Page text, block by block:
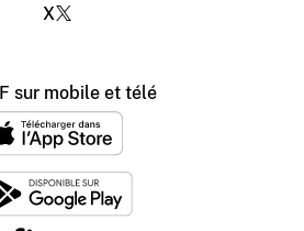
X
sur mobile et télé